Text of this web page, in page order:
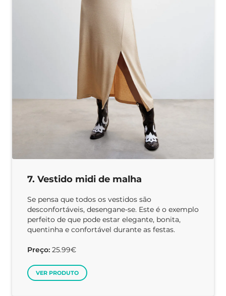
7. Vestido midi de malha
Se pensa que todos os vestidos são
desconfortáveis, desengane-se. Este é o exemplo
perfeito de que pode estar elegante, bonita,
quentinha e confortável durante as festas.
Preço: 25.99€
VER PRODUTO